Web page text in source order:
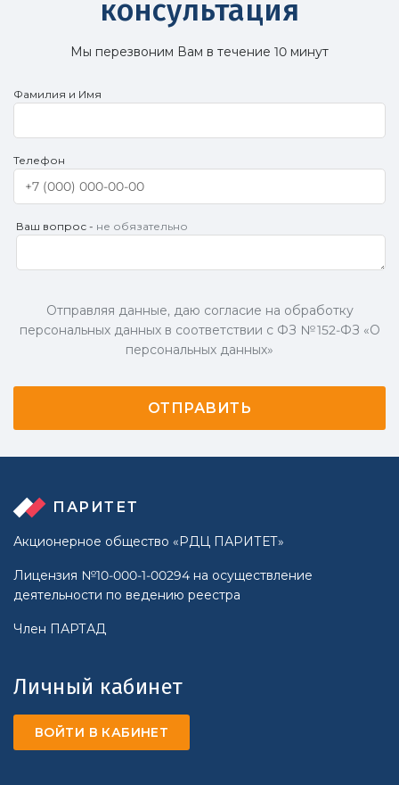
консультация
Мы перезвоним Вам в течение 10 минут
Фамилия и Имя
Телефон
Ваш вопрос - не обязательно
Отправляя данные, даю согласие на обработку
персональных данных в соответствии с ФЗ № 152-ФЗ «О
персональных данных»
ПАРИТЕТ
Акционерное общество «РДЦ ПАРИТЕТ»
Лицензия №10-000-1-00294 на осуществление
деятельности по ведению реестра
Член ПАРТАД
Личный кабинет
ВОЙТИ В КАБИНЕТ